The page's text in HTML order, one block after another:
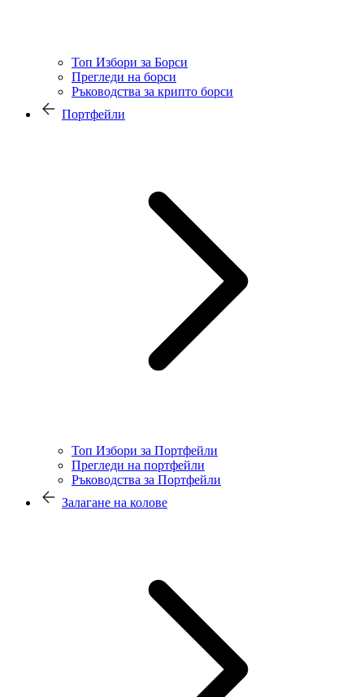
Топ Избори за Борси
Прегледи на борси
Ръководства за крипто борси
Портфейли
Топ Избори за Портфейли
Прегледи на портфейли
Ръководства за Портфейли
Залагане на колове